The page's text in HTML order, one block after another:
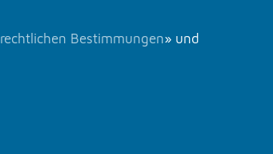
Bestimmungen» und